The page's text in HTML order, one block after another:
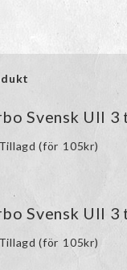
Svensk Ull
Tillagd (för 105kr)
Svensk Ull
Tillagd (för 105kr)